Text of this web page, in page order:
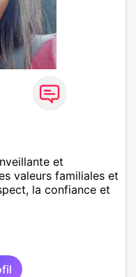
et
valeurs familiales et
la confiance et